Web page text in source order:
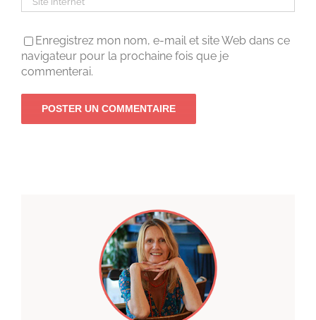
Enregistrez mon nom, e-mail et site Web dans ce
navigateur pour la prochaine fois que je
commenterai.